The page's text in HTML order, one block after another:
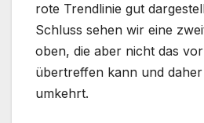
rote Trendlinie gut
Schluss sehen wir eine
oben, die aber nicht das
übertreffen kann und
umkehrt.